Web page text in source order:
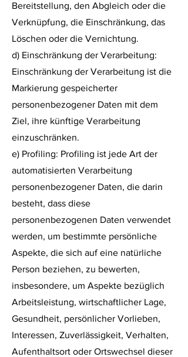
Bereitstellung, den Abgleich oder die
Verknüpfung, die Einschränkung, das
Löschen oder die Vernichtung.
d) Einschränkung der Verarbeitung:
Einschränkung der Verarbeitung ist die
Markierung gespeicherter
personenbezogener Daten mit dem
Ziel, ihre künftige Verarbeitung
einzuschränken.
e) Profiling: Profiling ist jede Art der
automatisierten Verarbeitung
personenbezogener Daten, die darin
besteht, dass diese
personenbezogenen Daten verwendet
werden, um bestimmte persönliche
Aspekte, die sich auf eine natürliche
Person beziehen, zu bewerten,
insbesondere, um Aspekte bezüglich
Arbeitsleistung, wirtschaftlicher Lage,
Gesundheit, persönlicher Vorlieben,
Interessen, Zuverlässigkeit, Verhalten,
Aufenthaltsort oder Ortswechsel dieser